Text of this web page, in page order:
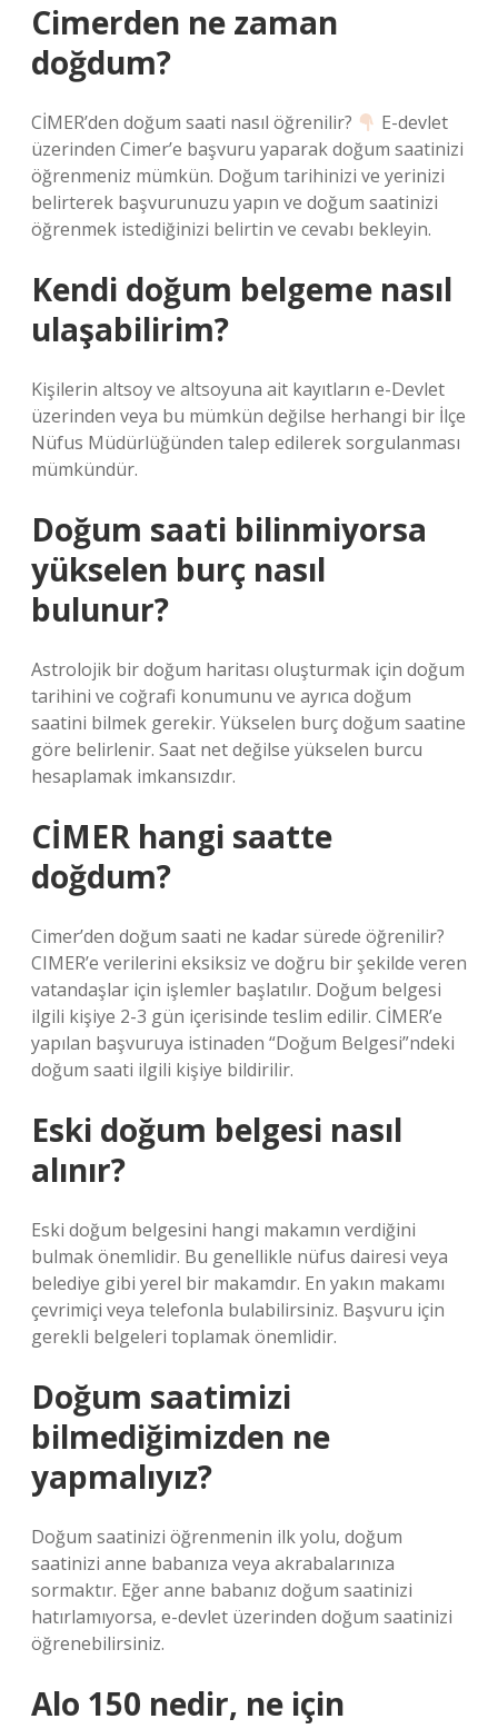
Cimerden ne zaman
doğdum?
CİMER’den doğum saati nasıl öğrenilir?
E-devlet
üzerinden Cimer’e başvuru yaparak doğum saatinizi
öğrenmeniz mümkün. Doğum tarihinizi ve yerinizi
belirterek başvurunuzu yapın ve doğum saatinizi
öğrenmek istediğinizi belirtin ve cevabı bekleyin.
Kendi doğum belgeme nasıl
ulaşabilirim?
Kişilerin altsoy ve altsoyuna ait kayıtların e-Devlet
üzerinden veya bu mümkün değilse herhangi bir İlçe
Nüfus Müdürlüğünden talep edilerek sorgulanması
mümkündür.
Doğum saati bilinmiyorsa
yükselen burç nasıl
bulunur?
Astrolojik bir doğum haritası oluşturmak için doğum
tarihini ve coğrafi konumunu ve ayrıca doğum
saatini bilmek gerekir. Yükselen burç doğum saatine
göre belirlenir. Saat net değilse yükselen burcu
hesaplamak imkansızdır.
CİMER hangi saatte
doğdum?
Cimer’den doğum saati ne kadar sürede öğrenilir?
CIMER’e verilerini eksiksiz ve doğru bir şekilde veren
vatandaşlar için işlemler başlatılır. Doğum belgesi
ilgili kişiye 2-3 gün içerisinde teslim edilir. CİMER’e
yapılan başvuruya istinaden “Doğum Belgesi”ndeki
doğum saati ilgili kişiye bildirilir.
Eski doğum belgesi nasıl
alınır?
Eski doğum belgesini hangi makamın verdiğini
bulmak önemlidir. Bu genellikle nüfus dairesi veya
belediye gibi yerel bir makamdır. En yakın makamı
çevrimiçi veya telefonla bulabilirsiniz. Başvuru için
gerekli belgeleri toplamak önemlidir.
Doğum saatimizi
bilmediğimizden ne
yapmalıyız?
Doğum saatinizi öğrenmenin ilk yolu, doğum
saatinizi anne babanıza veya akrabalarınıza
sormaktır. Eğer anne babanız doğum saatinizi
hatırlamıyorsa, e-devlet üzerinden doğum saatinizi
öğrenebilirsiniz.
Alo 150 nedir, ne için